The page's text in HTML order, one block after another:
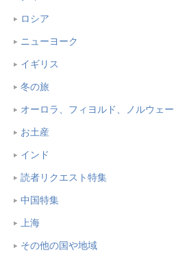
ロシア
ニューヨーク
イギリス
冬の旅
オーロラ、フィヨルド、ノルウェー
お土産
インド
読者リクエスト特集
中国特集
上海
その他の国や地域